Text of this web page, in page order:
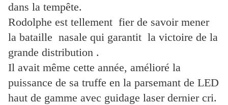
dans la tempête.
Rodolphe est tellement fier de savoir mener
la bataille nasale qui garantit la victoire de la
grande distribution .
Il avait même cette année, amélioré la
puissance de sa truffe en la parsemant de LED
haut de gamme avec guidage laser dernier cri.